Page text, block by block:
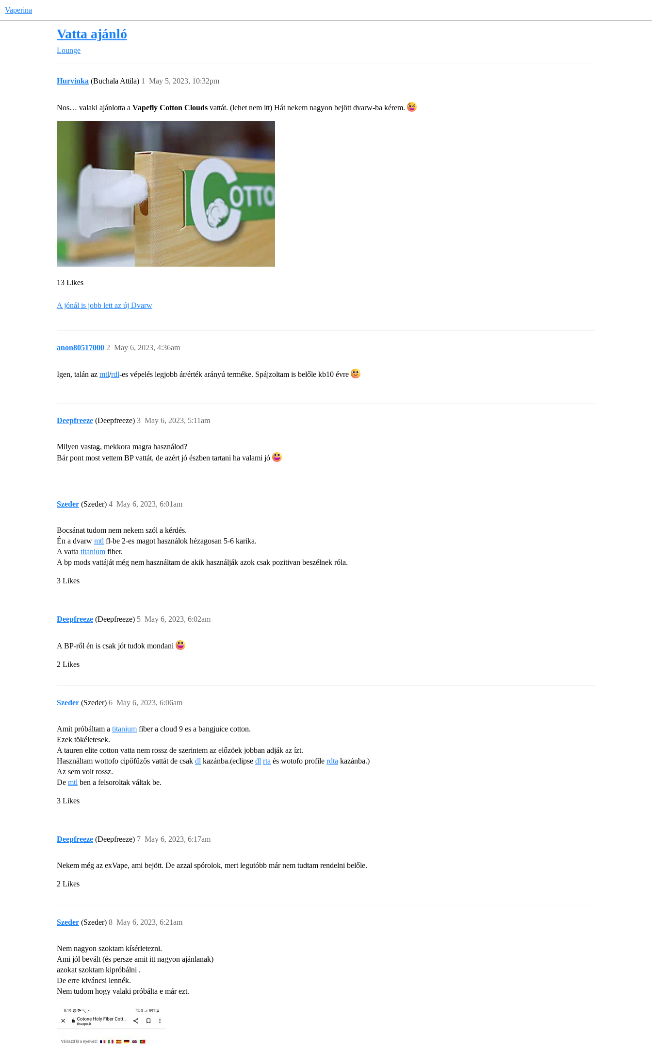
Vaperina
Vatta ajánló
Lounge
Hurvinka (Buchala Attila) May 5, 2023, 10:32pm
1
Nos… valaki ajánlotta a Vapefly Cotton Clouds vattát. (lehet nem itt) Hát nekem nagyon bejött dvarw-ba kérem.
13 Likes
A jónál is jobb lett az új Dvarw
anon80517000 May 6, 2023, 4:36am
2
Igen, talán az mtl/rdl-es vépelés legjobb ár/érték arányú terméke. Spájzoltam is belőle kb10 évre
Deepfreeze (Deepfreeze) May 6, 2023, 5:11am
3
Milyen vastag, mekkora magra használod?
Bár pont most vettem BP vattát, de azért jó észben tartani ha valami jó
Szeder (Szeder) May 6, 2023, 6:01am
4
Bocsánat tudom nem nekem szól a kérdés.
Én a dvarw mtl fl-be 2-es magot használok hézagosan 5-6 karika.
A vatta titanium fiber.
A bp mods vattáját még nem használtam de akik használják azok csak pozitivan beszélnek róla.
3 Likes
Deepfreeze (Deepfreeze) May 6, 2023, 6:02am
5
A BP-ről én is csak jót tudok mondani
2 Likes
Szeder (Szeder) May 6, 2023, 6:06am
6
Amit próbáltam a titanium fiber a cloud 9 es a bangjuice cotton.
Ezek tökéletesek.
A tauren elite cotton vatta nem rossz de szerintem az előzöek jobban adják az ízt.
Használtam wottofo cipőfűzős vattát de csak dl kazánba.(eclipse dl rta és wotofo profile rdta kazánba.)
Az sem volt rossz.
De mtl ben a felsoroltak váltak be.
3 Likes
Deepfreeze (Deepfreeze) May 6, 2023, 6:17am
7
Nekem még az exVape, ami bejött. De azzal spórolok, mert legutóbb már nem tudtam rendelni belőle.
2 Likes
Szeder (Szeder) May 6, 2023, 6:21am
8
Nem nagyon szoktam kísérletezni.
Ami jól bevált (és persze amit itt nagyon ajánlanak)
azokat szoktam kipróbálni .
De erre kiváncsi lennék.
Nem tudom hogy valaki próbálta e már ezt.